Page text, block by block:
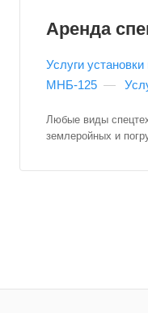
Аренда
Услуги
МНБ-125 —
Любые виды
землеройных и